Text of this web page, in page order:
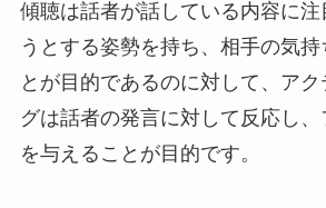
傾聴は話者が話している内容に注
うとする姿勢を持ち、相手の気
とが目的であるのに対して、ア
グは話者の発言に対して反応し、
を与えることが目的です。